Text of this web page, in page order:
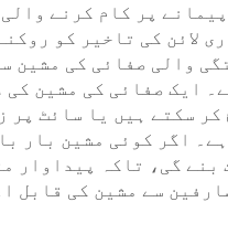
پر کام کرنے
لائن کی تاخیر کو
والی صفائی کی مشین
ایک صفائی کی مشین
سکتے ہیں یا سائٹ
اگر کوئی مشین بار
بنے گی، تاکہ پیداوار
سے مشین کی قابل